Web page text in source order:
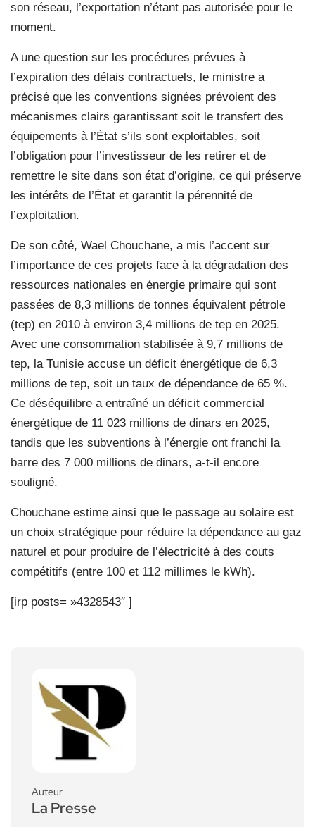
son réseau, l’exportation n’étant pas autorisée pour le
moment.
A une question sur les procédures prévues à
l’expiration des délais contractuels, le ministre a
précisé que les conventions signées prévoient des
mécanismes clairs garantissant soit le transfert des
équipements à l’État s’ils sont exploitables, soit
l’obligation pour l’investisseur de les retirer et de
remettre le site dans son état d’origine, ce qui préserve
les intérêts de l’État et garantit la pérennité de
l’exploitation.
De son côté, Wael Chouchane, a mis l’accent sur
l’importance de ces projets face à la dégradation des
ressources nationales en énergie primaire qui sont
passées de 8,3 millions de tonnes équivalent pétrole
(tep) en 2010 à environ 3,4 millions de tep en 2025.
Avec une consommation stabilisée à 9,7 millions de
tep, la Tunisie accuse un déficit énergétique de 6,3
millions de tep, soit un taux de dépendance de 65 %.
Ce déséquilibre a entraîné un déficit commercial
énergétique de 11 023 millions de dinars en 2025,
tandis que les subventions à l’énergie ont franchi la
barre des 7 000 millions de dinars, a-t-il encore
souligné.
Chouchane estime ainsi que le passage au solaire est
un choix stratégique pour réduire la dépendance au gaz
naturel et pour produire de l’électricité à des couts
compétitifs (entre 100 et 112 millimes le kWh).
[irp posts= »4328543″ ]
Auteur
La Presse